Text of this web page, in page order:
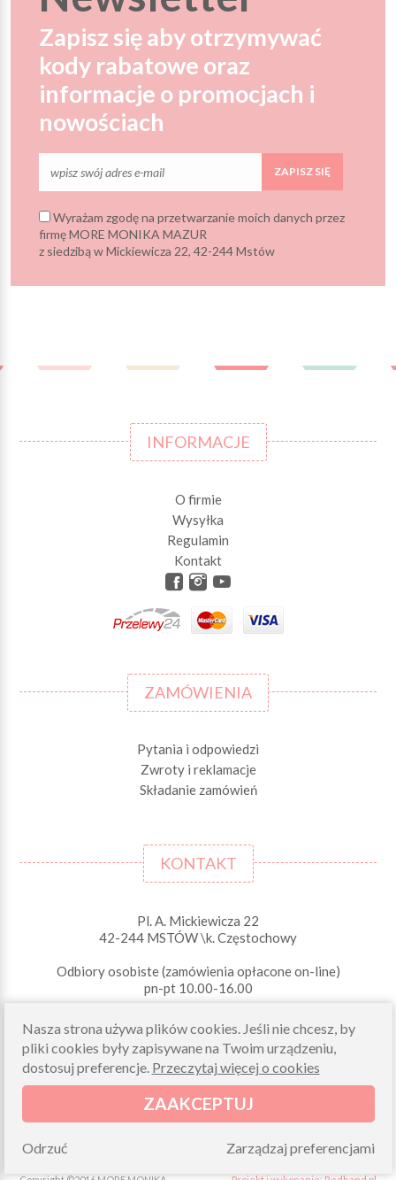
Zapisz się aby otrzymywać
kody rabatowe oraz
informacje o promocjach i
nowościach
ZAPISZ SIĘ
Wyrażam zgodę na przetwarzanie moich danych przez
firmę MORE MONIKA MAZUR
z siedzibą w Mickiewicza 22, 42-244 Mstów
INFORMACJE
O firmie
Wysyłka
Regulamin
Kontakt
ZAMÓWIENIA
Pytania i odpowiedzi
Zwroty i reklamacje
Składanie zamówień
KONTAKT
Pl. A. Mickiewicza 22
42-244 MSTÓW \k. Częstochowy
Odbiory osobiste (zamówienia opłacone on-line)
pn-pt 10.00-16.00
+48 34 506 50 60
+48 34 506 50 70
NIP 573 262 56 01
Nasza strona używa plików cookies. Jeśli nie chcesz, by
pliki cookies były zapisywane na Twoim urządzeniu,
dostosuj preferencje. Przeczytaj więcej o cookies
ZAAKCEPTUJ
Zarządzaj preferencjami
Odrzuć